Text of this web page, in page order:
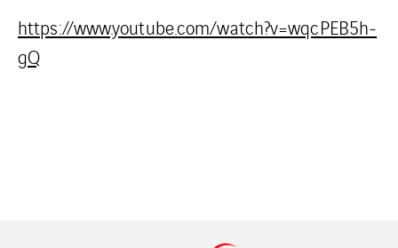
https://www.youtube.com/watch?v=wqcPEB5h-
gQ